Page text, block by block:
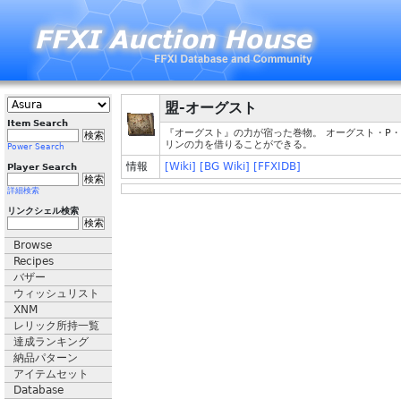
Item Search
Power Search
Player Search
詳細検索
リンクシェル検索
Browse
Recipes
バザー
ウィッシュリスト
XNM
レリック所持一覧
達成ランキング
納品パターン
アイテムセット
Database
盟-オーグスト
『オーグスト』の力が宿った巻物。 オーグスト・P
リンの力を借りることができる。
情報 [Wiki] [BG Wiki] [FFXIDB]